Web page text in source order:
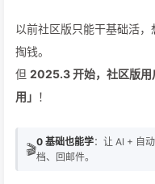
以前社区版只能干基础活
掏钱。
但 2025.3 开始，社区版用
用」 ！
🎬0 基础也能学：让 AI + 自
档、回邮件。